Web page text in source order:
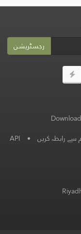
رجسٹریشن
سے رابطہ کریں •
API